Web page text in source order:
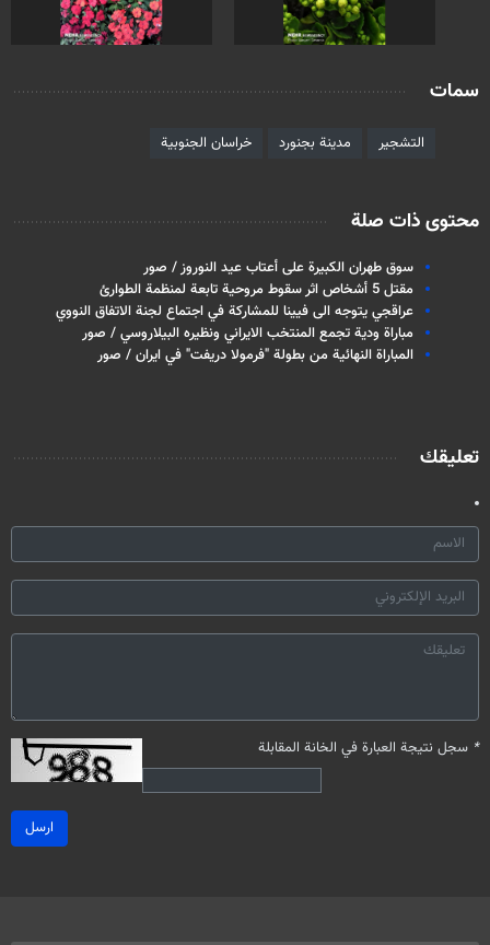
سمات
التشجير مدينة بجنورد خراسان الجنوبية
محتوى ذات صلة
سوق طهران الكبيرة على أعتاب عيد النوروز / صور
مقتل 5 أشخاص اثر سقوط مروحية تابعة لمنظمة الطوارئ
عراقجي يتوجه الى فيينا للمشاركة في اجتماع لجنة الاتفاق النووي
مباراة ودية تجمع المنتخب الايراني ونظيره البيلاروسي / صور
المباراة النهائية من بطولة "فرمولا دريفت" في ايران / صور
تعليقك
* سجل نتيجة العبارة في الخانة المقابلة
ارسل